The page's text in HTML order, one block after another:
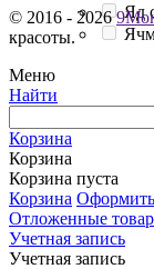
Яд
© 2016 - 2026
красоты.
Меню
Найти
Корзина
Корзина
Корзина пуста
Корзина Оформить
Отложенные
Учетная запись
Учетная запись